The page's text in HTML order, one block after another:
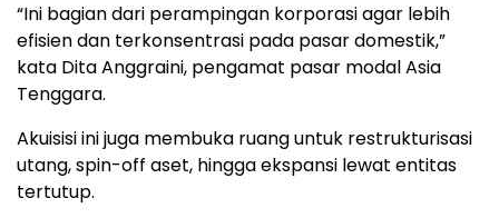
“Ini bagian dari perampingan korporasi agar lebih
efisien dan terkonsentrasi pada pasar domestik,”
kata Dita Anggraini, pengamat pasar modal Asia
Tenggara.
Akuisisi ini juga membuka ruang untuk restrukturisasi
utang, spin-off aset, hingga ekspansi lewat entitas
tertutup.